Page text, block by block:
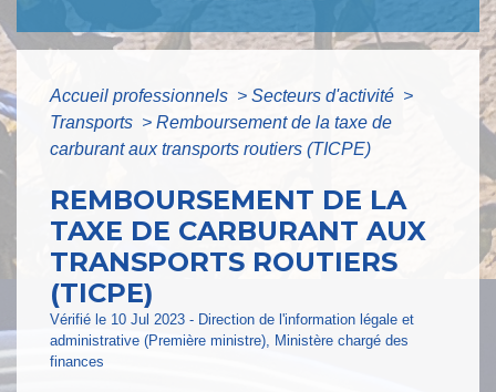
Accueil professionnels > Secteurs d'activité >
Transports > Remboursement de la taxe de
carburant aux transports routiers (TICPE)
REMBOURSEMENT DE LA
TAXE DE CARBURANT AUX
TRANSPORTS ROUTIERS
(TICPE)
Vérifié le 10 Jul 2023 - Direction de l'information légale et
administrative (Première ministre), Ministère chargé des
finances